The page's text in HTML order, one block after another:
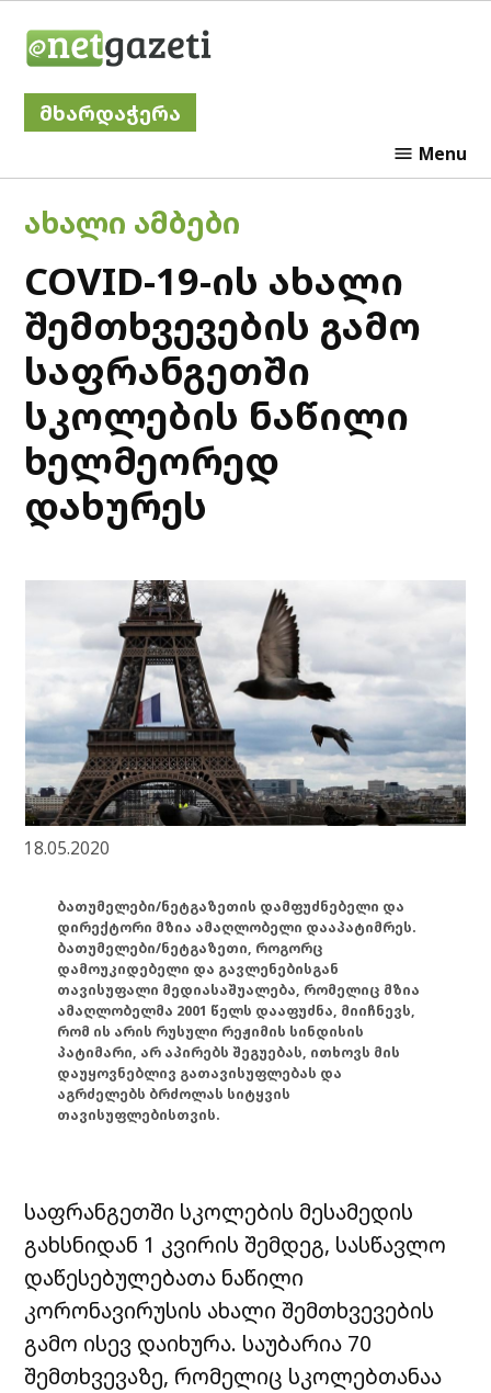
მხარდაჭერა
Menu
POSTED
ᲐᲮᲐᲚᲘ ᲐᲛᲑᲔᲑᲘ
COVID-19-ის ახალი
შემთხვევების გამო
საფრანგეთში
სკოლების ნაწილი
ხელმეორედ
დახურეს
18.05.2020
ბათუმელები/ნეტგაზეთის დამფუძნებელი და
დირექტორი მზია ამაღლობელი დააპატიმრეს.
ბათუმელები/ნეტგაზეთი, როგორც
დამოუკიდებელი და გავლენებისგან
თავისუფალი მედიასაშუალება, რომელიც მზია
ამაღლობელმა 2001 წელს დააფუძნა, მიიჩნევს,
რომ ის არის რუსული რეჟიმის სინდისის
პატიმარი, არ აპირებს შეგუებას, ითხოვს მის
დაუყოვნებლივ გათავისუფლებას და
აგრძელებს ბრძოლას სიტყვის
თავისუფლებისთვის.
საფრანგეთში სკოლების მესამედის
გახსნიდან 1 კვირის შემდეგ, სასწავლო
დაწესებულებათა ნაწილი
კორონავირუსის ახალი შემთხვევების
გამო ისევ დაიხურა. საუბარია 70
შემთხვევაზე, რომელიც სკოლებთანაა